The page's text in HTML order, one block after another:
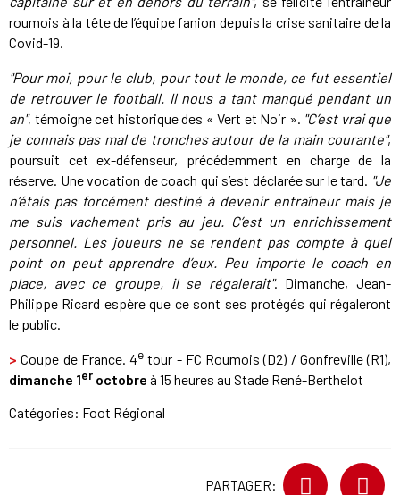
roumois à la tête de l’équipe fanion depuis la crise sanitaire de la
Covid-19.
"Pour moi, pour le club, pour tout le monde, ce fut essentiel
de retrouver le football. Il nous a tant manqué pendant un
an", témoigne cet historique des « Vert et Noir ». "C’est vrai que
je connais pas mal de tronches autour de la main courante",
poursuit cet ex-défenseur, précédemment en charge de la
réserve. Une vocation de coach qui s’est déclarée sur le tard. "Je
n’étais pas forcément destiné à devenir entraîneur mais je
me suis vachement pris au jeu. C’est un enrichissement
personnel. Les joueurs ne se rendent pas compte à quel
point on peut apprendre d’eux. Peu importe le coach en
place, avec ce groupe, il se régalerait". Dimanche, Jean-
Philippe Ricard espère que ce sont ses protégés qui régaleront
le public.
> Coupe de France. 4e tour - FC Roumois (D2) / Gonfreville (R1),
dimanche 1er octobre à 15 heures au Stade René-Berthelot
Catégories: Foot Régional
PARTAGER: